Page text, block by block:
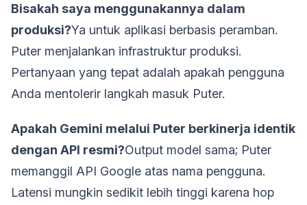
Bisakah saya menggunakannya dalam
produksi?Ya untuk aplikasi berbasis peramban.
Puter menjalankan infrastruktur produksi.
Pertanyaan yang tepat adalah apakah pengguna
Anda mentolerir langkah masuk Puter.
Apakah Gemini melalui Puter berkinerja identik
dengan API resmi?Output model sama; Puter
memanggil API Google atas nama pengguna.
Latensi mungkin sedikit lebih tinggi karena hop